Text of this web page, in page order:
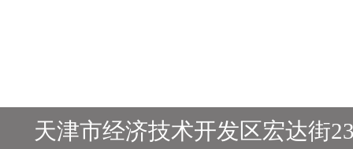
天津市经济技术开发区宏达街